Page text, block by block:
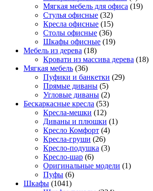
Мягкая мебель для офиса (19)
Стулья офисные (32)
Кресла офисные (15)
Столы офисные (36)
Шкафы офисные (19)
Мебель из дерева (18)
Кровати из массива дерева (18)
Мягкая мебель (36)
Пуфики и банкетки (29)
Прямые диваны (5)
Угловые диваны (2)
Бескаркасные кресла (53)
Кресла-мешки (12)
Диваны и плюшки (1)
Кресло Комфорт (4)
Кресла-груши (26)
Кресло-подушка (3)
Кресло-шар (6)
Оригинальные модели (1)
Пуфы (6)
Шкафы (1041)